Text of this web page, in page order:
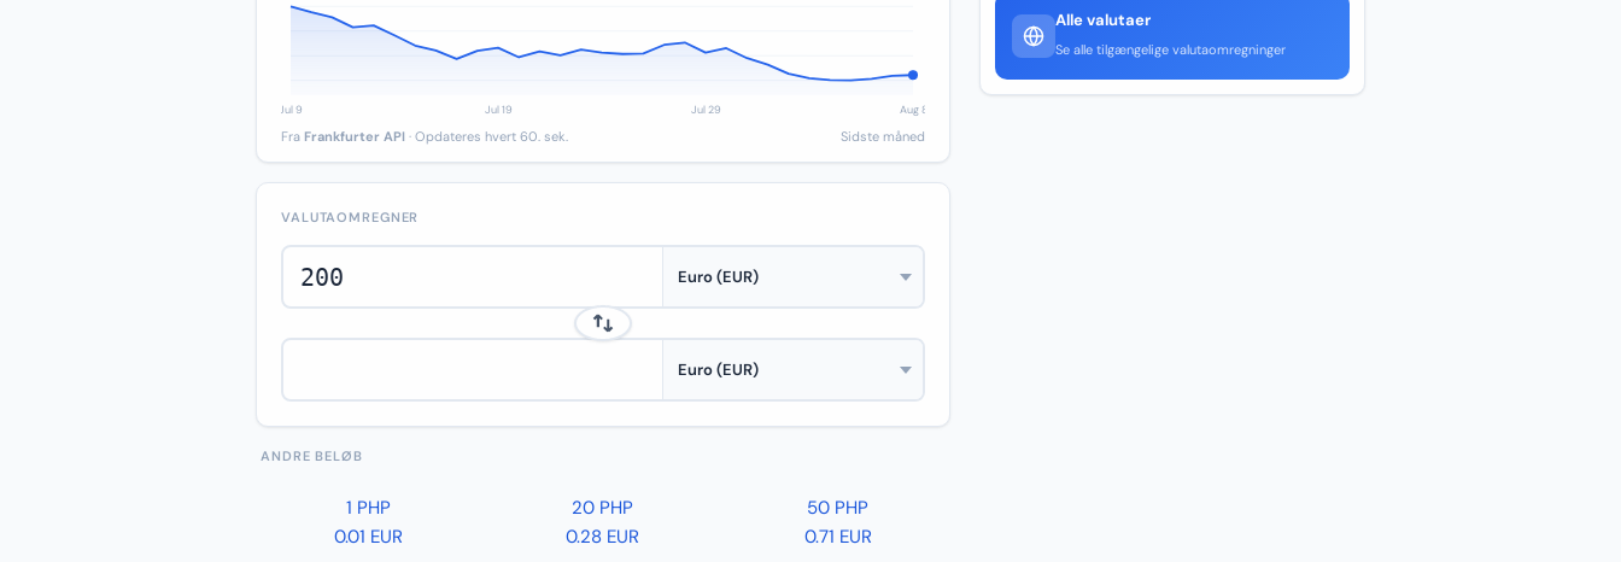
Fra Frankfurter API · Opdateres hvert 60. sek. Sidste måned
VALUTAOMREGNER
ANDRE BELØB
1 PHP
0.01 EUR
20 PHP
0.28 EUR
50 PHP
0.71 EUR
Alle valutaer
Se alle tilgængelige valutaomregninger